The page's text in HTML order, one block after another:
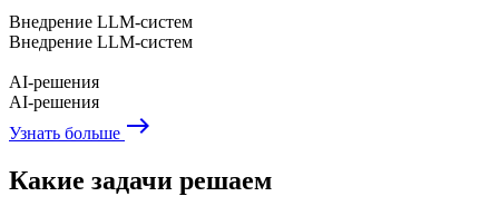
Внедрение LLM-систем
Внедрение LLM-систем
AI-решения
AI-решения
Узнать больше east
Какие задачи решаем